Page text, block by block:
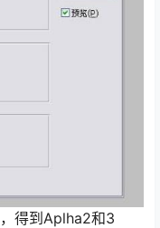
得到Aplha2和3